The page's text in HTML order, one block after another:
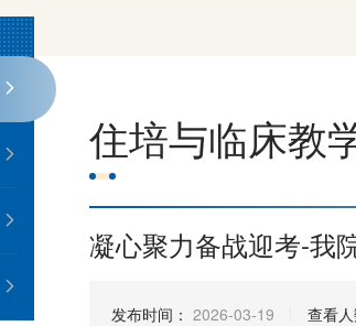
住培与临床教
凝心聚力备战迎考-我
发布时间： 2026-03-19 查看人